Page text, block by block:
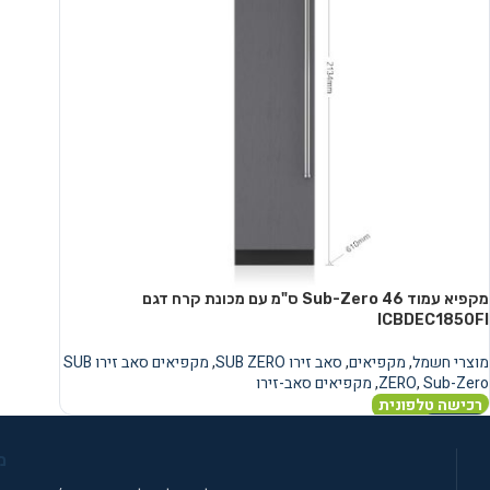
מקפיא עמוד Sub-Zero 46 ס"מ עם מכונת קרח דגם
ICBDEC1850FI
מוצרי חשמל,מקפיאים,סאב זירו SUB ZERO ,
מקפיאים סאב זירו SUB
ZERO,Sub-Zero
,מקפיאים סאב-זירו
רכישה טלפונית